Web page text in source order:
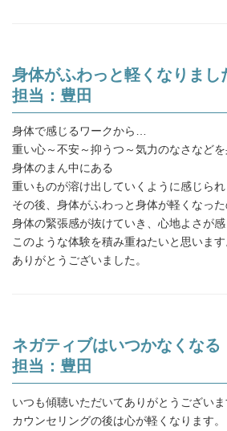
身体がふわっと軽くなりまし
担当：豊田
身体で感じるワークから…
重い心～不安～抑うつ～気力のなさなどを
身体のまん中にある
重いものが溶け出していくように感じられ
その後、身体がふわっと身体が軽くなった
身体の緊張感が抜けていき、心地よさが感
このような体験を積み重ねたいと思います
ありがとうございました。
ネガティブはいつかなくなる
担当：豊田
いつも傾聴いただいてありがとうございま
カウンセリングの後は心が軽くなります。